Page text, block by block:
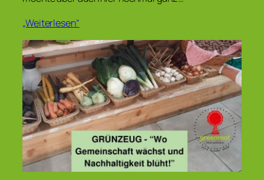
„Weiterlesen“